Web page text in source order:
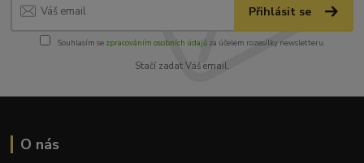
Přihlásit se
Souhlasím se zpracováním osobních údajůza účelem rozesílky newsletteru.
Stačí zadat Váš email.
O nás